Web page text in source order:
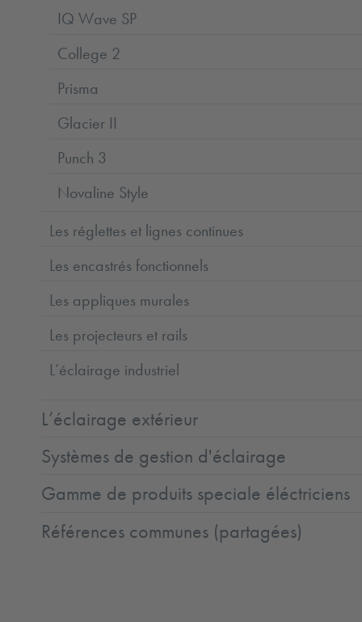
IQ Wave SP
College 2
Prisma
Glacier II
Punch 3
Novaline Style
Les réglettes et lignes continues
Les encastrés fonctionnels
Les appliques murales
Les projecteurs et rails
L’éclairage industriel
L’éclairage extérieur
Systèmes de gestion d'éclairage
Gamme de produits speciale éléctriciens
Références communes (partagées)